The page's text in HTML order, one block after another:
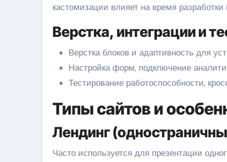
кастомизации влияет на время
Верстка, интеграции и
Верстка блоков и адаптивность для
Настройка форм, подключение
Тестирование работоспособности,
Типы сайтов и
Лендинг
Часто используется для презентации